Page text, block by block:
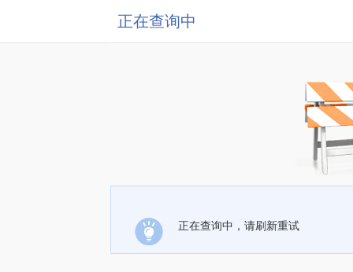
正在查询中
正在查询中，请刷新重试